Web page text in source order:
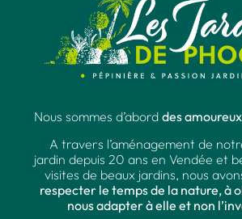
Nous sommes d’abord des
A travers l’aménagement de
jardin depuis 20 ans en Vendée et
visites de beaux jardins, nous
respecter le temps de la nature, à
nous adapter à elle et non